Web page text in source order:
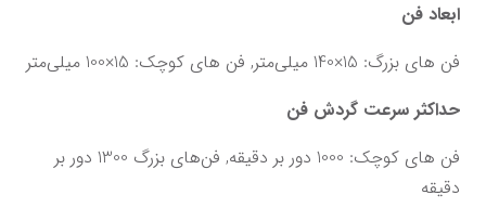
ابعاد فن
فن های بزرگ: 15×140 میلی‌متر, فن های کوچک: 15×100 میلی‌متر
حداکثر سرعت گردش فن
دقیقه